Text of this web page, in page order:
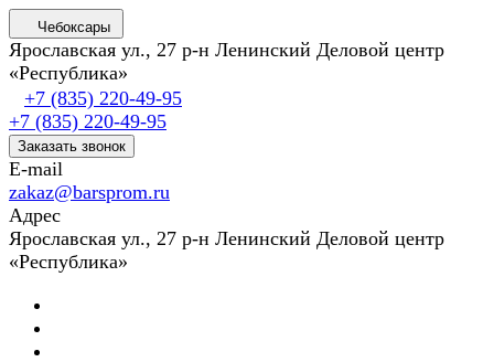
Чебоксары
Ярославская ул., 27 р-н Ленинский Деловой центр
«Республика»
+7 (835) 220-49-95
+7 (835) 220-49-95
Заказать звонок
E-mail
zakaz@barsprom.ru
Адрес
Ярославская ул., 27 р-н Ленинский Деловой центр
«Республика»